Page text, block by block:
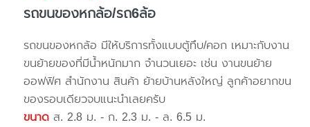
รถขนของหกล้อ/รถ6ล้อ
รถขนของหกล้อ มีให้บริการทั้งแบบตู้ทึบ/คอก เหมาะกับงาน
ขนย้ายของที่มีน้ำหนักมาก จำนวนเยอะ เช่น งานขนย้าย
ออฟฟิศ สำนักงาน สินค้า ย้ายบ้านหลังใหญ่ ลูกค้าอยากขน
ของรอบเดียวจบแนะนำเลยครับ
ขนาด ส. 2.8 ม. - ก. 2.3 ม. - ล. 6.5 ม.